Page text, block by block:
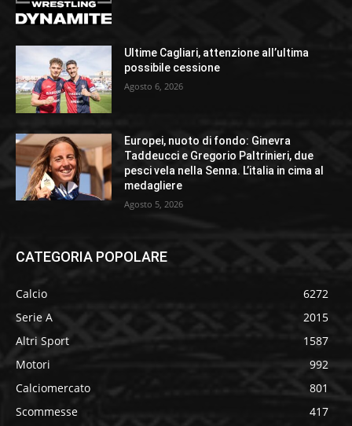
Ultime Cagliari, attenzione all’ultima
possibile cessione
Agosto 6, 2026
Europei, nuoto di fondo: Ginevra
Taddeucci e Gregorio Paltrinieri, due
pesci vela nella Senna. L’italia in cima al
medagliere
Agosto 5, 2026
CATEGORIA POPOLARE
Calcio
6272
Serie A
2015
Altri Sport
1587
Motori
992
Calciomercato
801
Scommesse
417